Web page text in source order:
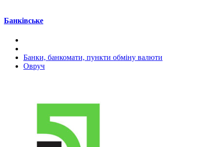
Банківське
Банки, банкомати, пункти обміну валюти
Овруч